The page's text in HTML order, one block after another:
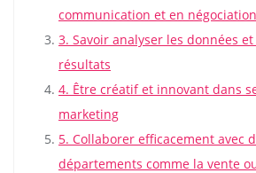
communication et en négociation
3. Savoir analyser les données
résultats
4. Être créatif et innovant dans
marketing
5. Collaborer efficacement avec
départements comme la vente